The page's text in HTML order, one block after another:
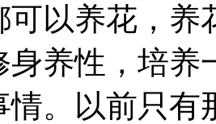
可以养花，
身养性，培养
情。以前只有